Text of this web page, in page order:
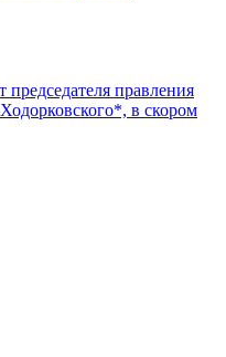
правления
в скором